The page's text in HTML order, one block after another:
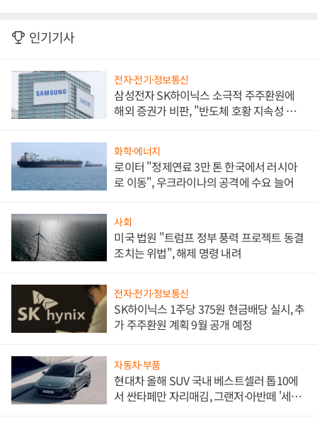
인기기사
전자·전기·정보통신
삼성전자 SK하이닉스 소극적 주주환원에
해외 증권가 비판, "반도체 호황 지속성 의
화학·에너지
로이터 "정제연료 3만 톤 한국에서 러시아
로 이동", 우크라이나의 공격에 수요 늘어
사회
미국 법원 "트럼프 정부 풍력 프로젝트 동결
조치는 위법", 해제 명령 내려
전자·전기·정보통신
SK하이닉스 1주당 375원 현금배당 실시, 추
가 주주환원 계획 9월 공개 예정
자동차·부품
현대차 올해 SUV 국내 베스트셀러 톱10에
서 싼타페만 자리매김, 그랜저·아반떼 '세단